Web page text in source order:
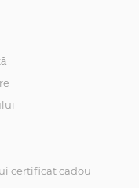
certificat cadou